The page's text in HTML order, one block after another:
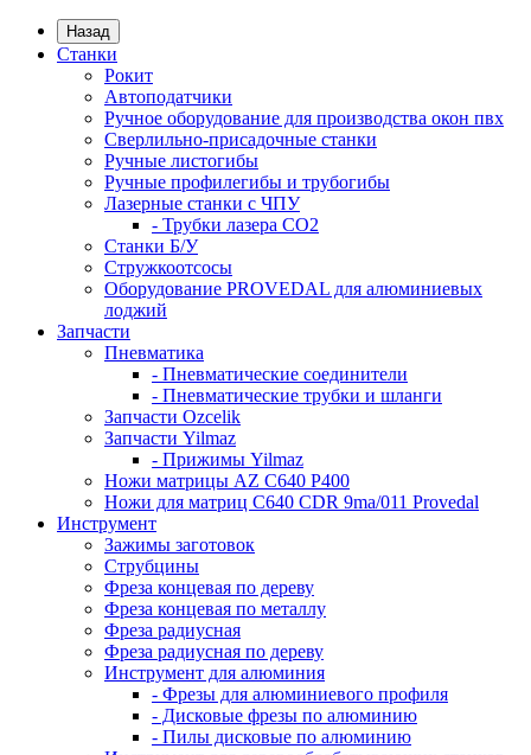
Назад
Станки
Рокит
Автоподатчики
Ручное оборудование для производства окон пвх
Сверлильно-присадочные станки
Ручные листогибы
Ручные профилегибы и трубогибы
Лазерные станки с ЧПУ
- Трубки лазера CO2
Станки Б/У
Стружкоотсосы
Оборудование PROVEDAL для алюминиевых
лоджий
Запчасти
Пневматика
- Пневматические соединители
- Пневматические трубки и шланги
Запчасти Ozcelik
Запчасти Yilmaz
- Прижимы Yilmaz
Ножи матрицы AZ C640 P400
Ножи для матриц C640 CDR 9ma/011 Provedal
Инструмент
Зажимы заготовок
Струбцины
Фреза концевая по дереву
Фреза концевая по металлу
Фреза радиусная
Фреза радиусная по дереву
Инструмент для алюминия
- Фрезы для алюминиевого профиля
- Дисковые фрезы по алюминию
- Пилы дисковые по алюминию